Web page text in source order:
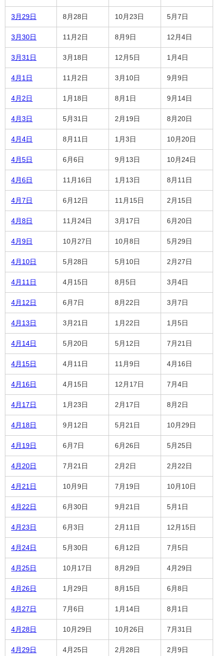
3月29日 8月28日 10月23日 5月7日
3月30日 11月2日 8月9日 12月4日
3月31日 3月18日 12月5日 1月4日
4月1日 11月2日 3月10日 9月9日
4月2日 1月18日 8月1日 9月14日
4月3日 5月31日 2月19日 8月20日
4月4日 8月11日 1月3日 10月20日
4月5日 6月6日 9月13日 10月24日
4月6日 11月16日 1月13日 8月11日
4月7日 6月12日 11月15日 2月15日
4月8日 11月24日 3月17日 6月20日
4月9日 10月27日 10月8日 5月29日
4月10日 5月28日 5月10日 2月27日
4月11日 4月15日 8月5日 3月4日
4月12日 6月7日 8月22日 3月7日
4月13日 3月21日 1月22日 1月5日
4月14日 5月20日 5月12日 7月21日
4月15日 4月11日 11月9日 4月16日
4月16日 4月15日 12月17日 7月4日
4月17日 1月23日 2月17日 8月2日
4月18日 9月12日 5月21日 10月29日
4月19日 6月7日 6月26日 5月25日
4月20日 7月21日 2月2日 2月22日
4月21日 10月9日 7月19日 10月10日
4月22日 6月30日 9月21日 5月1日
4月23日 6月3日 2月11日 12月15日
4月24日 5月30日 6月12日 7月5日
4月25日 10月17日 8月29日 4月29日
4月26日 1月29日 8月15日 6月8日
4月27日 7月6日 1月14日 8月1日
4月28日 10月29日 10月26日 7月31日
4月29日 4月25日 2月28日 2月9日